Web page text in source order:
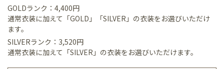
GOLDランク：4,400円
通常衣装に加えて「GOLD」「SILVER」の衣装をお選びいただけ
ます。
SILVERランク：3,520円
通常衣装に加えて「SILVER」の衣装をお選びいただけます。